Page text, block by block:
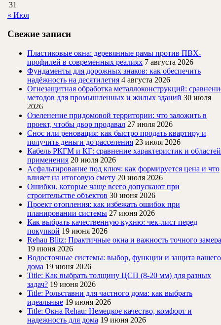
31
« Июл
Свежие записи
Пластиковые окна: деревянные рамы против ПВХ-
профилей в современных реалиях 7 августа 2026
Фундаменты для дорожных знаков: как обеспечить
надёжность на десятилетия 4 августа 2026
Огнезащитная обработка металлоконструкций:
методов для промышленных и жилых зданий 30 июля
2026
Озеленение придомовой территории: что заложить в
проект, чтобы двор продавал 27 июля 2026
Снос или реновация: как быстро продать квартиру и
получить деньги до расселения 23 июля 2026
Кабель РКГМ и КГ: сравнение характеристик и областей
применения 20 июля 2026
Асфальтирование под ключ: как формируется цена и что
влияет на итоговую смету 20 июля 2026
Ошибки, которые чаще всего допускают при
строительстве объектов 30 июня 2026
Проект отопления: как избежать ошибок при
планировании системы 27 июня 2026
Как выбрать качественную кухню: чек-лист перед
покупкой 19 июня 2026
Rehau Blitz: Практичные окна и важность точного замера
19 июня 2026
Водосточные системы: выбор, функции и защита вашего
дома 19 июня 2026
Title: Как выбрать толщину ЦСП (8-20 мм) для разных
задач? 19 июня 2026
Title: Рольставни для частного дома: как выбрать
идеальные 19 июня 2026
Title: Окна Rehau: Немецкое качество, комфорт и
надежность для дома 19 июня 2026